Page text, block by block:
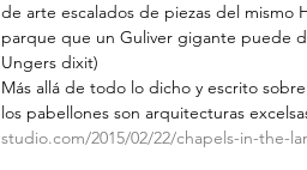
de arte escalados de piezas del mismo
parque que un Guliver gigante puede
Ungers dixit)
Más allá de todo lo dicho y escrito
los pabellones son arquitecturas
studio.com/2015/02/22/chapels-in-the-